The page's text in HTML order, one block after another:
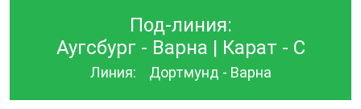
Под-линия:
Аугсбург - Варна | Карат - С
Линия: Дортмунд - Варна